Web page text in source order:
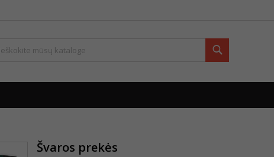
Švaros prekės